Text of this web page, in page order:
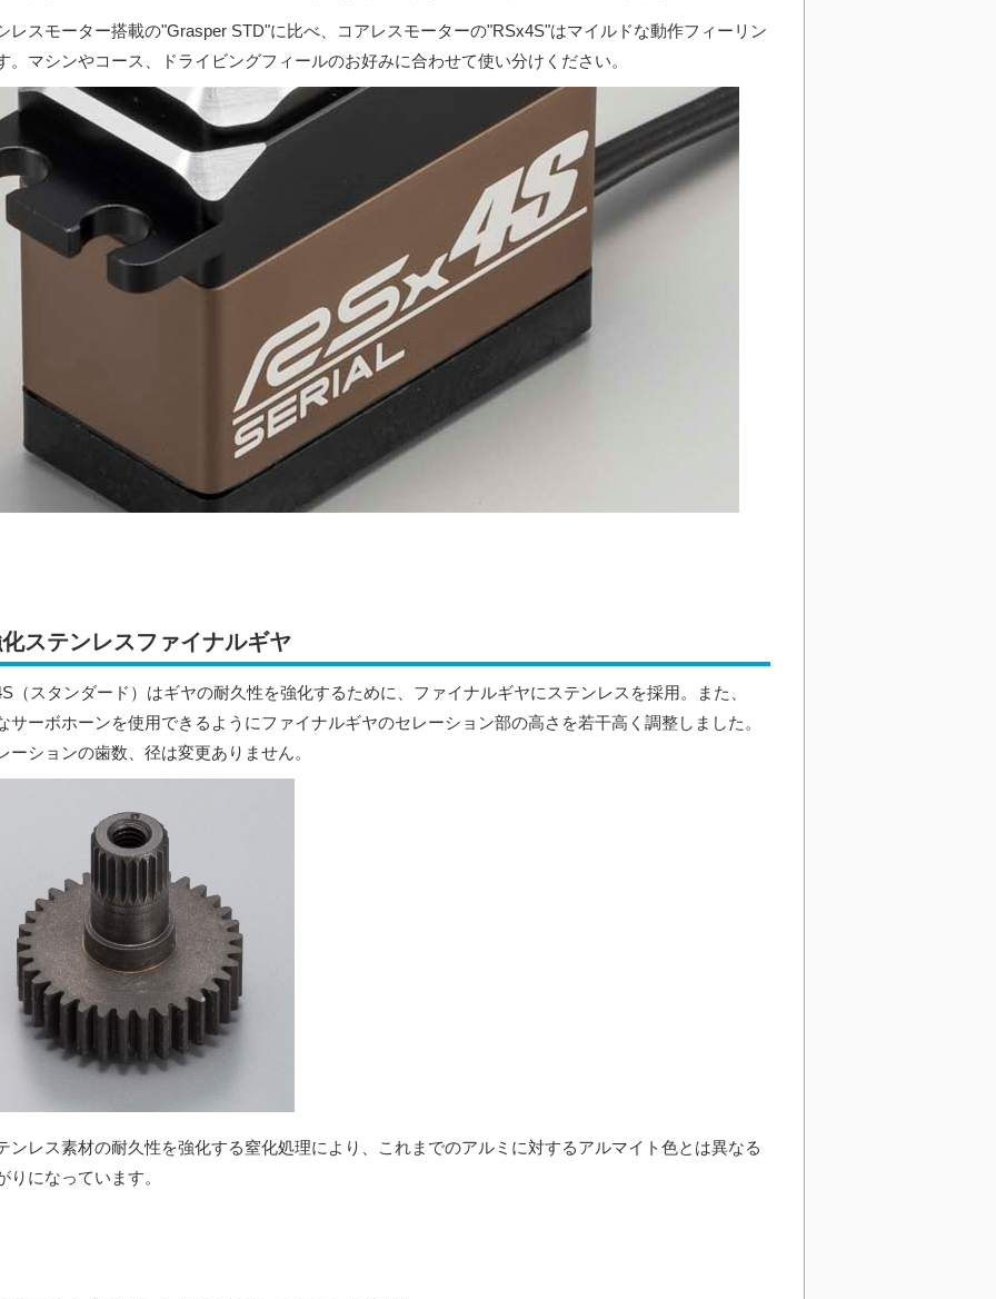
レスモーター搭載の"Grasper STD"に比べ、コアレスモーターの"RSx4S"はマイルドな動作フィーリン
。マシンやコース、ドライビングフィールのお好みに合わせて使い分けください。
ステンレスファイナルギヤ
（スタンダード）はギヤの耐久性を強化するために、ファイナルギヤにステンレスを採用。また、
サーボホーンを使用できるようにファイナルギヤのセレーション部の高さを若干高く調整しました。
ションの歯数、径は変更ありません。
ンレス素材の耐久性を強化する窒化処理により、これまでのアルミに対するアルマイト色とは異なる
りになっています。